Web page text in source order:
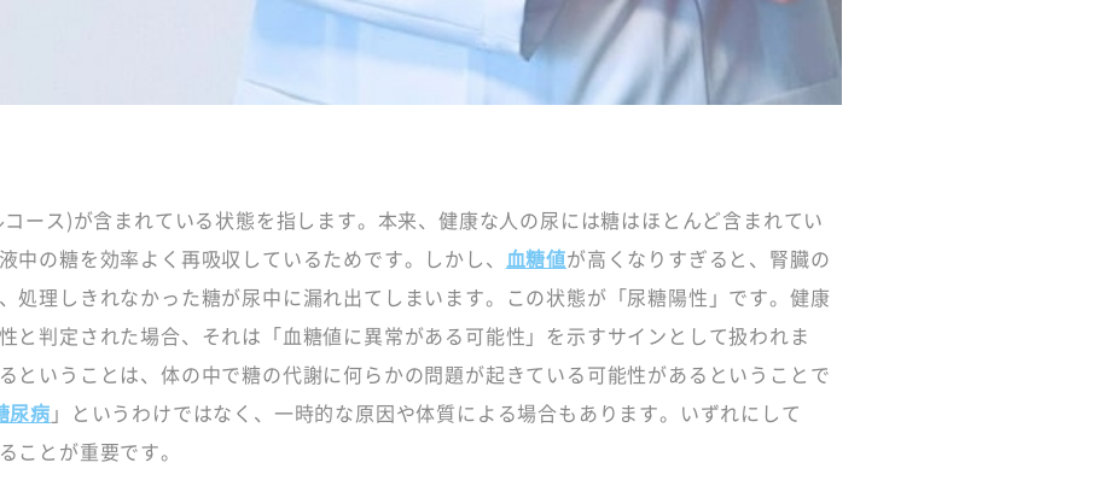
ース)が含まれている状態を指します。本来、健康な人の尿には糖はほとんど含まれてい
中の糖を効率よく再吸収しているためです。しかし、
血糖値が高くなりすぎると、腎臓の
処理しきれなかった糖が尿中に漏れ出てしまいます。この状態が「尿糖陽性」です。健康
と判定された場合、それは「血糖値に異常がある可能性」を示すサインとして扱われま
ということは、体の中で糖の代謝に何らかの問題が起きている可能性があるということで
尿病 」というわけではなく、一時的な原因や体質による場合もあります。いずれにして
ことが重要です。